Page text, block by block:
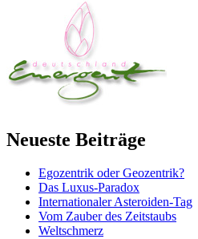
Neueste Beiträge
Egozentrik oder Geozentrik?
Das Luxus-Paradox
Internationaler Asteroiden-Tag
Vom Zauber des Zeitstaubs
Weltschmerz